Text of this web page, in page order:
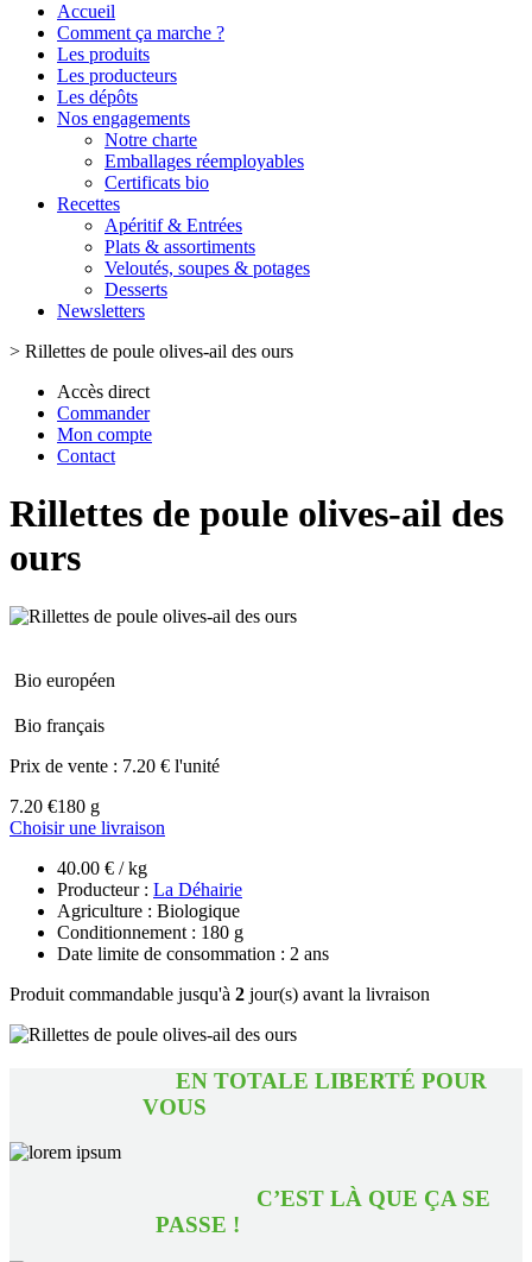
Accueil
Comment ça marche ?
Les produits
Les producteurs
Les dépôts
Nos engagements
Notre charte
Emballages réemployables
Certificats bio
Recettes
Apéritif & Entrées
Plats & assortiments
Veloutés, soupes & potages
Desserts
Newsletters
> Rillettes de poule olives-ail des ours
Accès direct
Commander
Mon compte
Contact
Rillettes de poule olives-ail des
ours
Bio européen
Bio français
Prix de vente : 7.20 € l'unité
7.20 €180 g
Choisir une livraison
40.00 € / kg
Producteur : La Déhairie
Agriculture : Biologique
Conditionnement : 180 g
Date limite de consommation : 2 ans
Produit commandable jusqu'à 2 jour(s) avant la livraison
EN TOTALE LIBERTÉ POUR
VOUS
C’EST LÀ QUE ÇA SE
PASSE !